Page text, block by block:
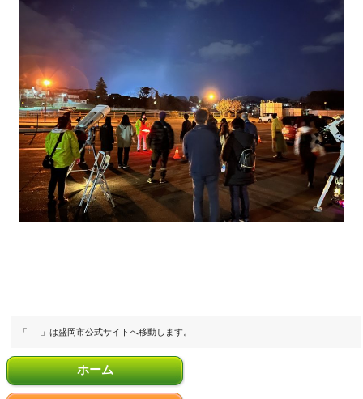
ホーム
「 」は盛岡市公式サイトへ移動します。